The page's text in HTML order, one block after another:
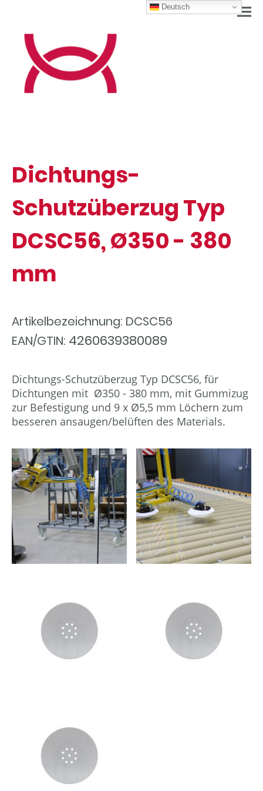
Dichtungs-
Schutzüberzug Typ
DCSC56, Ø350 - 380
mm
Artikelbezeichnung: DCSC56
EAN/GTIN: 4260639380089
Dichtungs-Schutzüberzug Typ DCSC56, für
Dichtungen mit Ø350 - 380 mm, mit Gummizug
zur Befestigung und 9 x Ø5,5 mm Löchern zum
besseren ansaugen/belüften des Materials.
Deutsch